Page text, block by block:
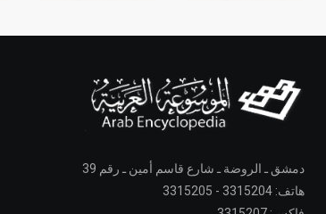
دمشق ـ الروضة ـ شارع قاسم أمين ـ رقم 39
هاتف: 3315204 - 3315205